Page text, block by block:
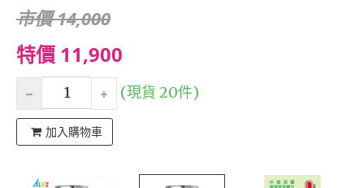
市價 14,000
特價 11,900
(現貨 20件)
加入購物車